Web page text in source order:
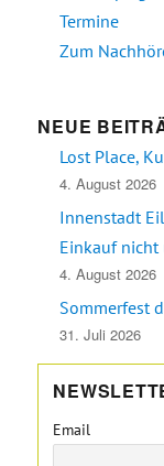
Termine
Zum
NEUE
Lost Place,
4. August 2026
Innenstadt
Einkauf nicht
4. August 2026
Sommerfest
31. Juli 2026
Email